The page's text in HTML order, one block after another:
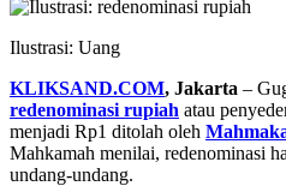
Ilustrasi: Uang
KLIKSAND.COM, Jakarta –
redenominasi rupiah atau
menjadi Rp1 ditolah oleh
Mahkamah menilai, redenominasi
undang-undang.